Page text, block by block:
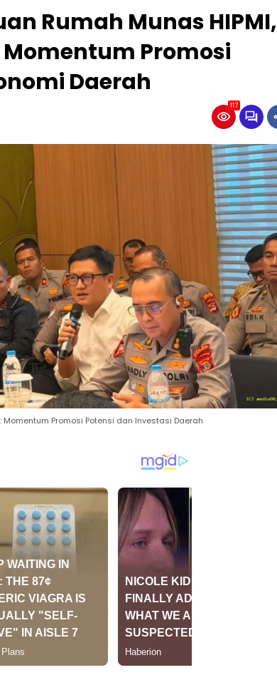
Rumah Munas HIPMI,
Momentum Promosi
Daerah
117
Momentum Promosi Potensi dan Investasi Daerah